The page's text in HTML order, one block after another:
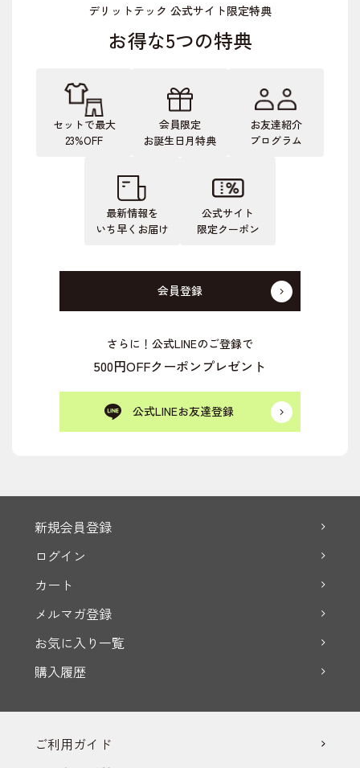
デリットテック 公式サイト限定特典
お得な5つの特典
セットで最大
23%OFF
会員限定
お誕生日月特典
お友達紹介
プログラム
最新情報を
いち早くお届け
公式サイト
限定クーポン
会員登録
さらに！公式LINEのご登録で
500円OFFクーポンプレゼント
公式LINEお友達登録
新規会員登録
ログイン
カート
メルマガ登録
お気に入り一覧
購入履歴
ご利用ガイド